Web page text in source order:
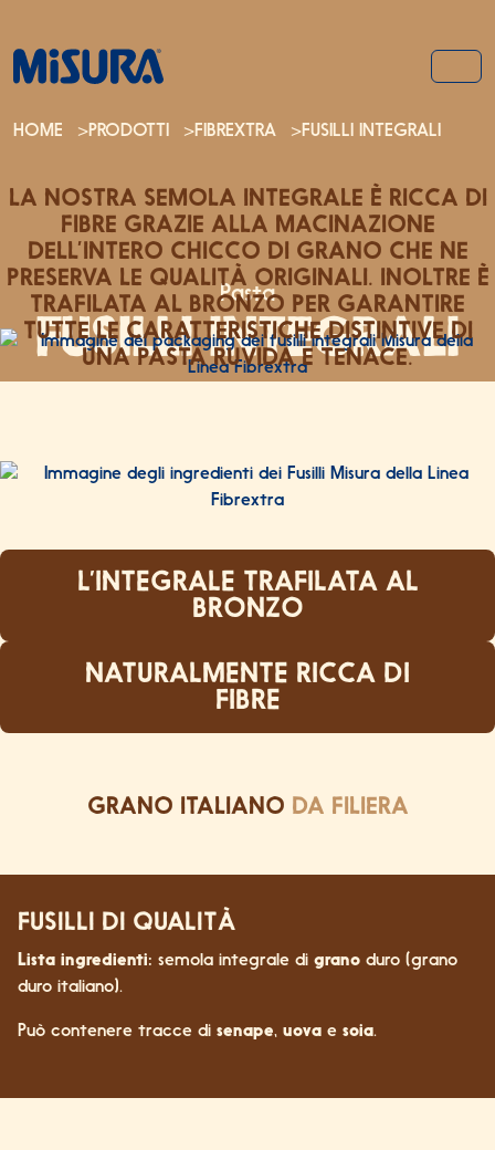
HOME >PRODOTTI >FIBREXTRA >FUSILLI INTEGRALI
Pasta
FUSILLI INTEGRALI
LA NOSTRA SEMOLA INTEGRALE È RICCA DI
FIBRE GRAZIE ALLA MACINAZIONE
DELL’INTERO CHICCO DI GRANO CHE NE
PRESERVA LE QUALITÀ ORIGINALI. INOLTRE È
TRAFILATA AL BRONZO PER GARANTIRE
TUTTE LE CARATTERISTICHE DISTINTIVE DI
UNA PASTA RUVIDA E TENACE.
L’INTEGRALE TRAFILATA AL
BRONZO
NATURALMENTE RICCA DI
FIBRE
GRANO ITALIANO DA FILIERA
FUSILLI DI QUALITÀ
Lista ingredienti: semola integrale di grano duro (grano
duro italiano).
Può contenere tracce di senape, uova e soia.